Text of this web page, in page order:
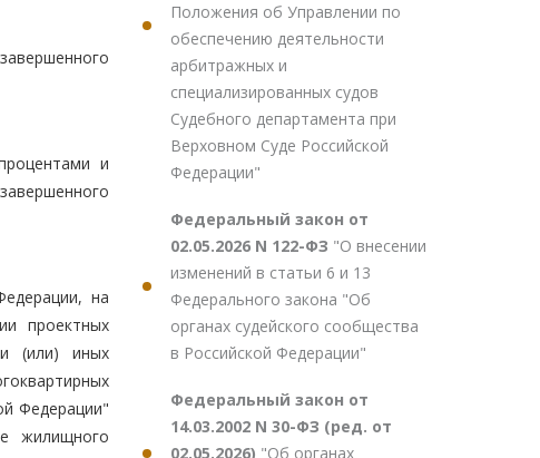
и
на
проектных
и (или) иных
Федерации"
жилищного
Положения об Управлении по
обеспечению деятельности
арбитражных и
специализированных судов
Судебного департамента при
Верховном Суде Российской
Федерации"
Федеральный закон от
02.05.2026 N 122-ФЗ "О внесении
изменений в статьи 6 и 13
Федерального закона "Об
органах судейского сообщества
в Российской Федерации"
Федеральный закон от
14.03.2002 N 30-ФЗ (ред. от
02.05.2026) "Об органах